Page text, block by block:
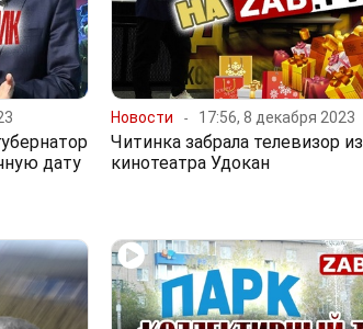
дату
Новости 17:56, 8 декабря 2023
Читинка забрала телевизор из
кинотеатра Удокан